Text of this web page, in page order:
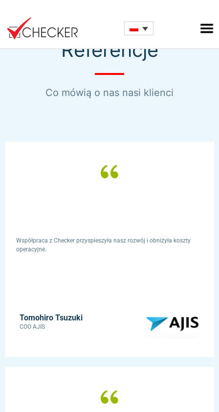
Referencje
Co mówią o nas nasi klienci
Współpraca z Checker przyspieszyła nasz rozwój i obniżyła koszty
operacyjne.
Tomohiro Tsuzuki
COO AJIS